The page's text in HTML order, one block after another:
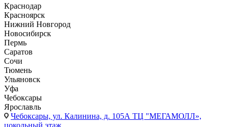
Краснодар
Красноярск
Нижний Новгород
Новосибирск
Пермь
Саратов
Сочи
Тюмень
Ульяновск
Уфа
Чебоксары
Ярославль
Чебоксары, ул. Калинина, д. 105А ТЦ "МЕГАМОЛЛ»,
цокольный этаж